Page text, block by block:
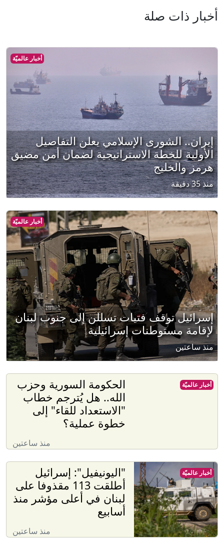
أخبار ذات صلة
أخبار عالميّة
إيران.. الشورى الإسلامي يعلن التفاصيل
الأولية للخطة الاستراتيجية لضمان أمن مضيق
هرمز والخليج
منذ 35 دقيقة
أخبار عالميّة
إسرائيل توقف فتيات تسللن إلى جنوب لبنان
لإقامة مستوطنات إسرائيلية
منذ ساعتين
الحكومة السورية وحزب
الله.. هل يُترجم خطاب
"الاستعداد للقاء" إلى
خطوة عملية؟
منذ ساعتين
أخبار عالميّة
"اليونيفيل": إسرائيل
أطلقت 113 مقذوفا على
لبنان في أعلى مؤشر منذ
أسابيع
منذ ساعتين
أخبار عالميّة